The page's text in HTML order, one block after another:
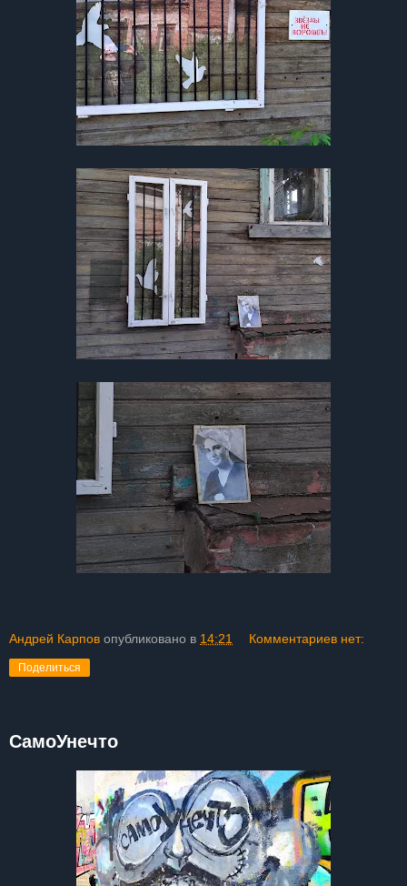
Андрей Карпов опубликовано в 14:21 Комментариев нет:
Поделиться
СамоУнечто